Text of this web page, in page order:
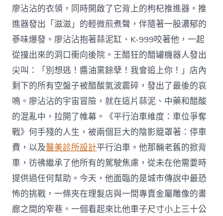
廖沾沾的衣領，同時開啟了它背上的枸杞推進器。推
進器發出「滋滋」的輕微煎煮聲，伴隨著一股濃郁的
蔘味爆發。廖沾沾抱著蒜泥缸、K-999咬著他，一起
從撞出來的洞口衝向後院。王醋狂的醋罐機器人發出
尖叫：「別想逃！醬油黨餘孽！我會追上你！」店內
剩下的所有空盤子被醋酸氣波震碎，發出了最後的哀
鳴。廖沾沾的宇宙冒險，就在這片蒜泥、中藥和醋酸
的混亂中，拉開了帷幕。《平行泊車維度：車位爭奪
戰》何手殘的人生，被兩個巨大的陰影籠罩著：停車
費，以及醫美診所設計平行泊車。他那輛老舊的掀背
車，彷彿繼承了他所有的駕駛焦慮，從未在他需要時
提供過任何幫助。今天，他面臨的是城市傳說中最恐
怖的挑戰，一條夾在理髮店與一間專賣金屬雕像的畫
廊之間的窄巷。一個看起來比他車子尺寸小上三十公